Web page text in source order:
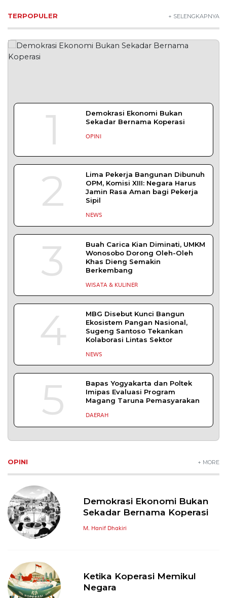
TERPOPULER + SELENGKAPNYA
1
Demokrasi Ekonomi Bukan
Sekadar Bernama Koperasi
OPINI
2
Lima Pekerja Bangunan Dibunuh
OPM, Komisi XIII: Negara Harus
Jamin Rasa Aman bagi Pekerja
Sipil
NEWS
3
Buah Carica Kian Diminati, UMKM
Wonosobo Dorong Oleh-Oleh
Khas Dieng Semakin
Berkembang
WISATA & KULINER
4
MBG Disebut Kunci Bangun
Ekosistem Pangan Nasional,
Sugeng Santoso Tekankan
Kolaborasi Lintas Sektor
NEWS
5
Bapas Yogyakarta dan Poltek
Imipas Evaluasi Program
Magang Taruna Pemasyarakan
DAERAH
OPINI + MORE
Demokrasi Ekonomi Bukan
Sekadar Bernama Koperasi
M. Hanif Dhakiri
Ketika Koperasi Memikul
Negara